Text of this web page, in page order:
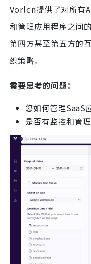
Vorlon提供了对所有
和管理应用程序之间
第四方甚至第五方的
织策略。
需要思考的问题：
您如何管理SaaS
是否有监控和管